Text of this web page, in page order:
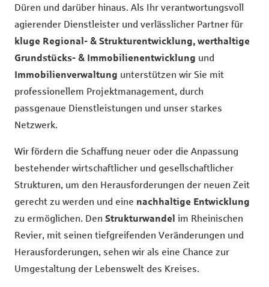
Düren und darüber hinaus. Als Ihr verantwortungsvoll
agierender Dienstleister und verlässlicher Partner für
kluge Regional- & Strukturentwicklung, werthaltige
Grundstücks- & Immobilienentwicklung und
Immobilienverwaltung unterstützen wir Sie mit
professionellem Projektmanagement, durch
passgenaue Dienstleistungen und unser starkes
Netzwerk.
Wir fördern die Schaffung neuer oder die Anpassung
bestehender wirtschaftlicher und gesellschaftlicher
Strukturen, um den Herausforderungen der neuen Zeit
gerecht zu werden und eine nachhaltige Entwicklung
zu ermöglichen. Den Strukturwandel im Rheinischen
Revier, mit seinen tiefgreifenden Veränderungen und
Herausforderungen, sehen wir als eine Chance zur
Umgestaltung der Lebenswelt des Kreises.